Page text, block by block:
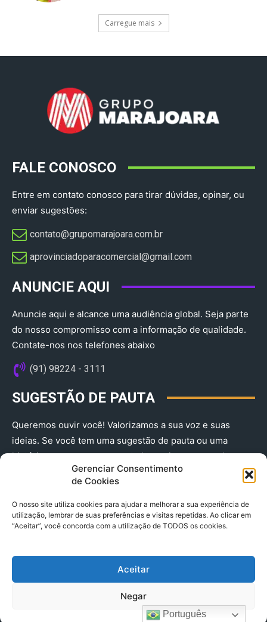
Gerenciar Consentimento
de Cookies
O nosso site utiliza cookies para ajudar a melhorar a sua experiência de
utilização, lembrar de suas preferências e visitas repetidas. Ao clicar em
“Aceitar”, você concorda com a utilização de TODOS os cookies.
Aceitar
Negar
Carregue mais
FALE CONOSCO
Entre em contato conosco para tirar dúvidas, opinar, ou
enviar sugestões:
contato@grupomarajoara.com.br
aprovinciadoparacomercial@gmail.com​
ANUNCIE AQUI
Anuncie aqui e alcance uma audiência global. Seja parte
do nosso compromisso com a informação de qualidade.
Contate-nos nos telefones abaixo
(91) 98224 - 3111
SUGESTÃO DE PAUTA
Queremos ouvir você! Valorizamos a sua voz e suas
ideias. Se você tem uma sugestão de pauta ou uma
história que merece ser contada, envie-nos agora!
(91) 98224 - 3111
© 2025 A Província do Pará CNPJ: 04.901.141/0001-36 End .
Trav. Quintino Bocaiuva 2301, Ed. Rogério Fernandez – Sala
2701- Cremação – CEP 66045.315
Português